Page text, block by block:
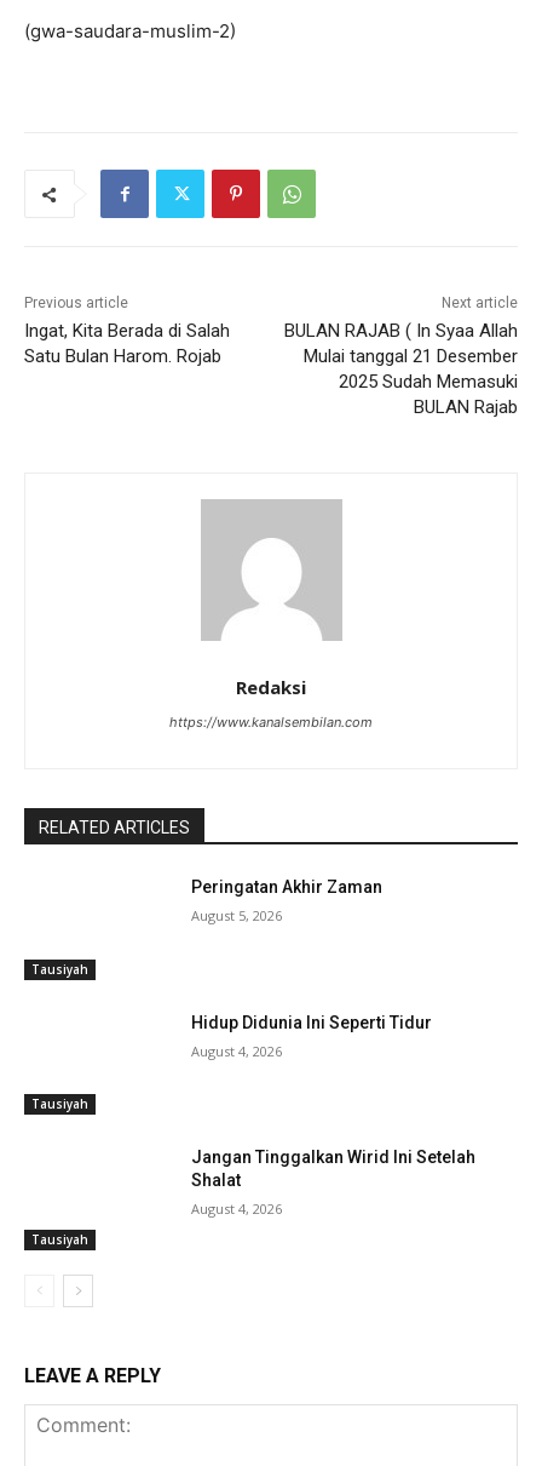
(gwa-saudara-muslim-2)
Previous article
Ingat, Kita Berada di Salah
Satu Bulan Harom. Rojab
Next article
BULAN RAJAB ( In Syaa Allah
Mulai tanggal 21 Desember
2025 Sudah Memasuki
BULAN Rajab
Redaksi
https://www.kanalsembilan.com
RELATED ARTICLES
Tausiyah
Peringatan Akhir Zaman
August 5, 2026
Tausiyah
Hidup Didunia Ini Seperti Tidur
August 4, 2026
Tausiyah
Jangan Tinggalkan Wirid Ini Setelah
Shalat
August 4, 2026
LEAVE A REPLY